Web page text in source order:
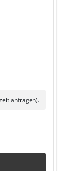
anfragen).